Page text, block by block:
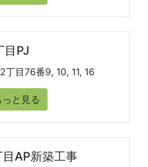
目PJ
丁目76番9, 10, 11, 16
っと見る
AP新築工事